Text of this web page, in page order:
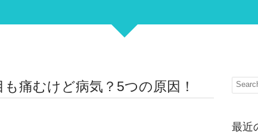
痛むけど病気？5つの原因！
最近